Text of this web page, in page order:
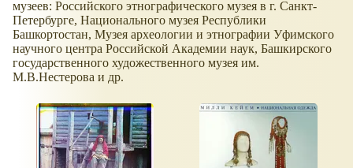
музеев: Российского этнографического музея в г. Санкт-
Петербурге, Национального музея Республики
Башкортостан, Музея археологии и этнографии Уфимского
научного центра Российской Академии наук, Башкирского
государственного художественного музея им.
М.В.Нестерова и др.